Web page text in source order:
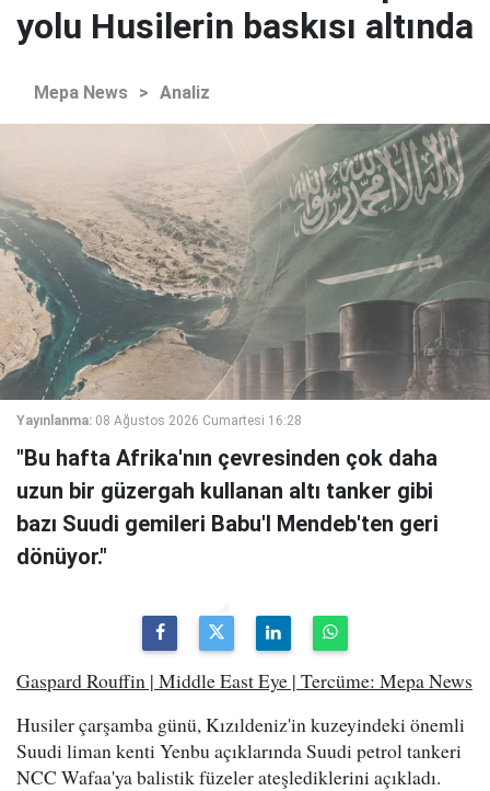
yolu Husilerin baskısı altında
Mepa News > Analiz
Yayınlanma: 08 Ağustos 2026 Cumartesi 16:28
"Bu hafta Afrika'nın çevresinden çok daha
uzun bir güzergah kullanan altı tanker gibi
bazı Suudi gemileri Babu'l Mendeb'ten geri
dönüyor."
Gaspard Rouffin | Middle East Eye | Tercüme: Mepa News
Husiler çarşamba günü, Kızıldeniz'in kuzeyindeki önemli
Suudi liman kenti Yenbu açıklarında Suudi petrol tankeri
NCC Wafaa'ya balistik füzeler ateşlediklerini açıkladı.